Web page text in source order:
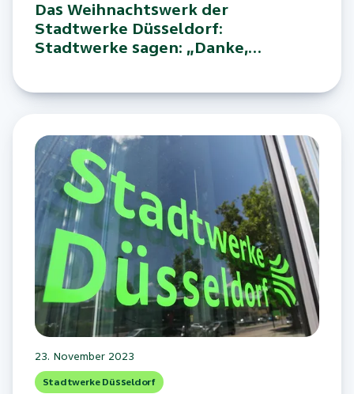
Das Weihnachtswerk der
Stadtwerke Düsseldorf:
Stadtwerke sagen: „Danke,
23. November 2023
Stadtwerke Düsseldorf